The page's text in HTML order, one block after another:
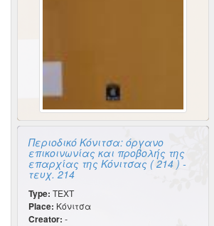
Περιοδικό Κόνιτσα: όργανο
επικοινωνίας και προβολής της
επαρχίας της Κόνιτσας ( 214 ) -
τευχ. 214
Type: TEXT
Place: Κόνιτσα
Creator: -